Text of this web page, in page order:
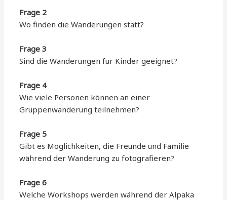
Frage 2
Wo finden die Wanderungen statt?
Frage 3
Sind die Wanderungen für Kinder geeignet?
Frage 4
Wie viele Personen können an einer
Gruppenwanderung teilnehmen?
Frage 5
Gibt es Möglichkeiten, die Freunde und Familie
während der Wanderung zu fotografieren?
Frage 6
Welche Workshops werden während der Alpaka